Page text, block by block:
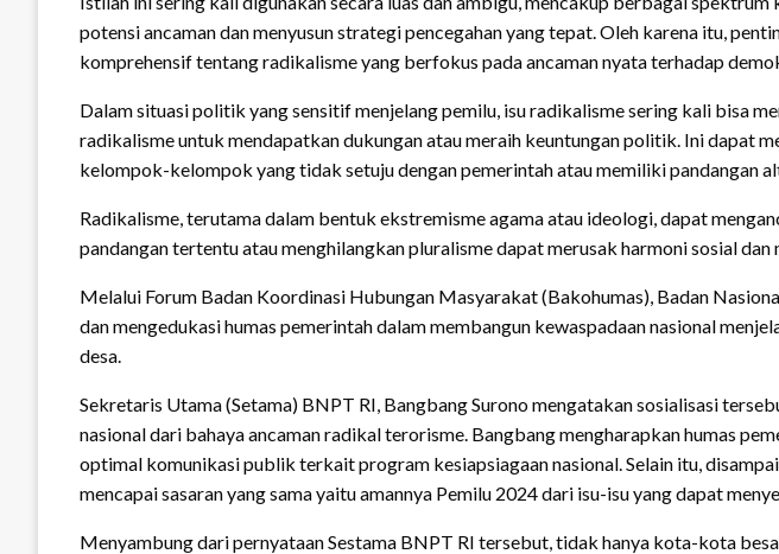
potensi ancaman dan menyusun strategi pencegahan yang tepat. Oleh karena itu,
komprehensif tentang radikalisme yang berfokus pada ancaman nyata terhadap
Dalam situasi politik yang sensitif menjelang pemilu, isu radikalisme sering kali bisa
radikalisme untuk mendapatkan dukungan atau meraih keuntungan politik. Ini
kelompok-kelompok yang tidak setuju dengan pemerintah atau memiliki pandangan
Radikalisme, terutama dalam bentuk ekstremisme agama atau ideologi, dapat
pandangan tertentu atau menghilangkan pluralisme dapat merusak harmoni sosial
Melalui Forum Badan Koordinasi Hubungan Masyarakat (Bakohumas), Badan
dan mengedukasi humas pemerintah dalam membangun kewaspadaan nasional
desa.
Sekretaris Utama (Setama) BNPT RI, Bangbang Surono mengatakan sosialisasi
nasional dari bahaya ancaman radikal terorisme. Bangbang mengharapkan humas
optimal komunikasi publik terkait program kesiapsiagaan nasional. Selain itu,
mencapai sasaran yang sama yaitu amannya Pemilu 2024 dari isu-isu yang dapat
Menyambung dari pernyataan Sestama BNPT RI tersebut, tidak hanya kota-kota